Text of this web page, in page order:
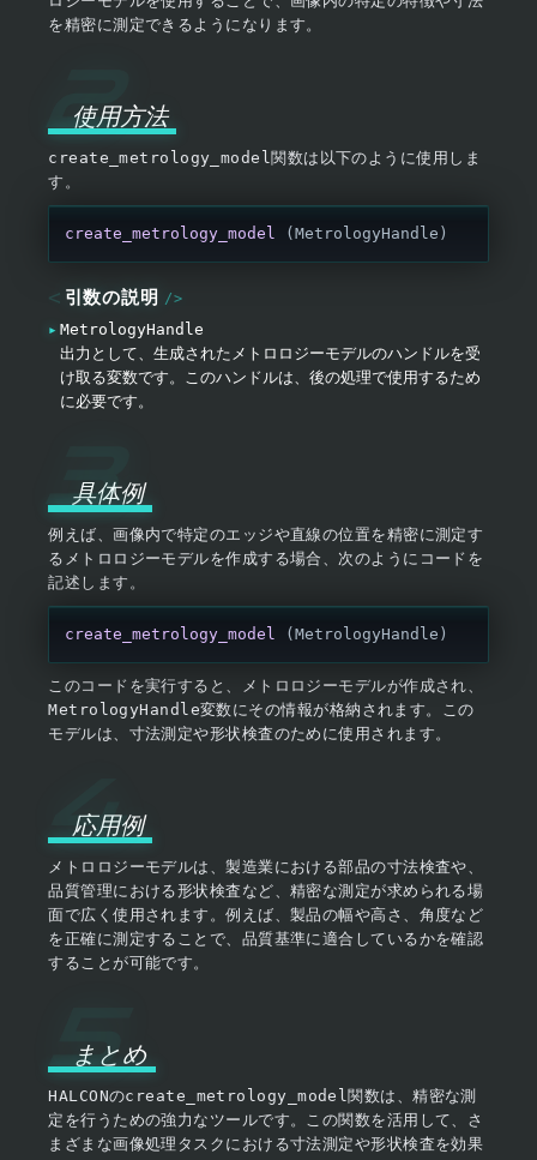
を精密に測定できるようになります。
使用方法
create_metrology_model関数は以下のように使用しま
す。
create_metrology_model (MetrologyHandle)
引数の説明
MetrologyHandle
出力として、生成されたメトロロジーモデルのハンドルを受
け取る変数です。このハンドルは、後の処理で使用するため
に必要です。
具体例
例えば、画像内で特定のエッジや直線の位置を精密に測定す
るメトロロジーモデルを作成する場合、次のようにコードを
記述します。
create_metrology_model (MetrologyHandle)
このコードを実行すると、メトロロジーモデルが作成され、
MetrologyHandle変数にその情報が格納されます。この
モデルは、寸法測定や形状検査のために使用されます。
応用例
メトロロジーモデルは、製造業における部品の寸法検査や、
品質管理における形状検査など、精密な測定が求められる場
面で広く使用されます。例えば、製品の幅や高さ、角度など
を正確に測定することで、品質基準に適合しているかを確認
することが可能です。
まとめ
HALCONのcreate_metrology_model関数は、精密な測
定を行うための強力なツールです。この関数を活用して、さ
まざまな画像処理タスクにおける寸法測定や形状検査を効果